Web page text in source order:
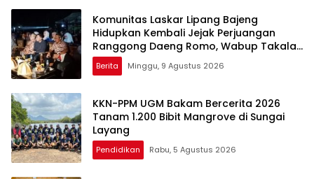
Komunitas Laskar Lipang Bajeng
Hidupkan Kembali Jejak Perjuangan
Ranggong Daeng Romo, Wabup Takalar:
Apresiasi Bahwa Sejarah Adalah
Warisan yang Tak Ternilai”.
Berita Minggu, 9 Agustus 2026
KKN-PPM UGM Bakam Bercerita 2026
Tanam 1.200 Bibit Mangrove di Sungai
Layang
Pendidikan Rabu, 5 Agustus 2026